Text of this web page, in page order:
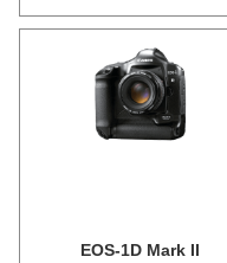
EOS-1D Mark II